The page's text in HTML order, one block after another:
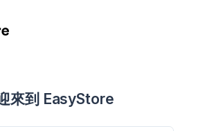
來到 EasyStore